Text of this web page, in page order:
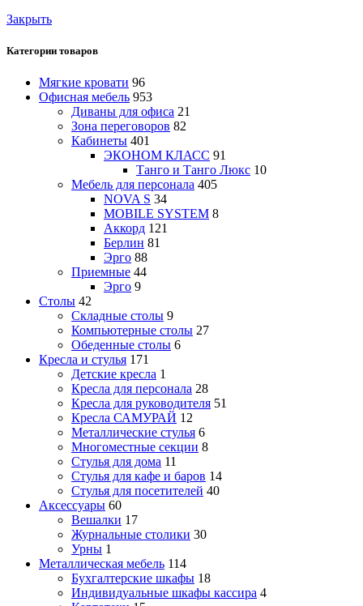
Закрыть
Категории товаров
Мягкие кровати 96
Офисная мебель 953
Диваны для офиса 21
Зона переговоров 82
Кабинеты 401
ЭКОНОМ КЛАСС 91
Танго и Танго Люкс 10
Мебель для персонала 405
NOVA S 34
MOBILE SYSTEM 8
Аккорд 121
Берлин 81
Эрго 88
Приемные 44
Эрго 9
Столы 42
Складные столы 9
Компьютерные столы 27
Обеденные столы 6
Кресла и стулья 171
Детские кресла 1
Кресла для персонала 28
Кресла для руководителя 51
Кресла САМУРАЙ 12
Металлические стулья 6
Многоместные секции 8
Стулья для дома 11
Стулья для кафе и баров 14
Стулья для посетителей 40
Аксессуары 60
Вешалки 17
Журнальные столики 30
Урны 1
Металлическая мебель 114
Бухгалтерские шкафы 18
Индивидуальные шкафы кассира 4